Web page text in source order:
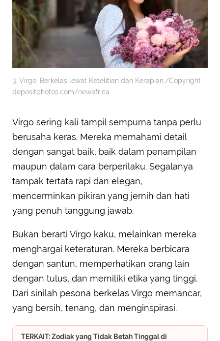
3. Virgo: Berkelas lewat Ketelitian dan Kerapian./Copyright
depositphotos.com/newafrica
Virgo sering kali tampil sempurna tanpa perlu
berusaha keras. Mereka memahami detail
dengan sangat baik, baik dalam penampilan
maupun dalam cara berperilaku. Segalanya
tampak tertata rapi dan elegan,
mencerminkan pikiran yang jernih dan hati
yang penuh tanggung jawab.
Bukan berarti Virgo kaku, melainkan mereka
menghargai keteraturan. Mereka berbicara
dengan santun, memperhatikan orang lain
dengan tulus, dan memiliki etika yang tinggi.
Dari sinilah pesona berkelas Virgo memancar,
yang bersih, tenang, dan menginspirasi.
TERKAIT: Zodiak yang Tidak Betah Tinggal di